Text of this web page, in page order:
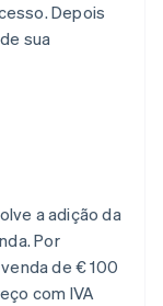
Depois
sua
a adição da
Por
de € 100
com IVA